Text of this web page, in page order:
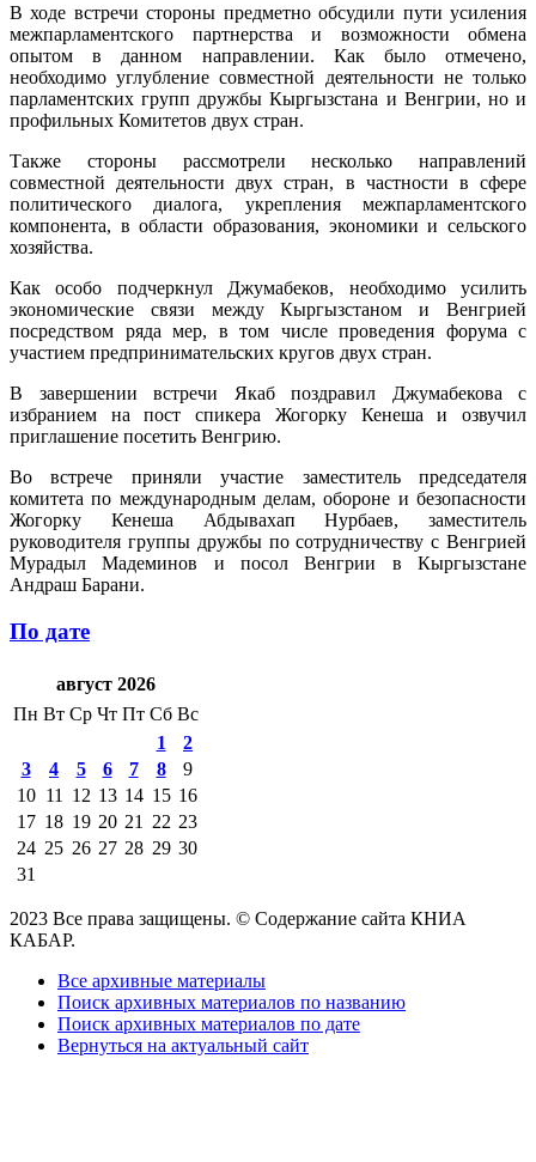
В ходе встречи стороны предметно обсудили пути усиления
межпарламентского партнерства и возможности обмена
опытом в данном направлении. Как было отмечено,
необходимо углубление совместной деятельности не только
парламентских групп дружбы Кыргызстана и Венгрии, но и
профильных Комитетов двух стран.
Также стороны рассмотрели несколько направлений
совместной деятельности двух стран, в частности в сфере
политического диалога, укрепления межпарламентского
компонента, в области образования, экономики и сельского
хозяйства.
Как особо подчеркнул Джумабеков, необходимо усилить
экономические связи между Кыргызстаном и Венгрией
посредством ряда мер, в том числе проведения форума с
участием предпринимательских кругов двух стран.
В завершении встречи Якаб поздравил Джумабекова с
избранием на пост спикера Жогорку Кенеша и озвучил
приглашение посетить Венгрию.
Во встрече приняли участие заместитель председателя
комитета по международным делам, обороне и безопасности
Жогорку Кенеша Абдывахап Нурбаев, заместитель
руководителя группы дружбы по сотрудничеству с Венгрией
Мурадыл Мадеминов и посол Венгрии в Кыргызстане
Андраш Барани.
По дате
август 2026
Пн Вт Ср Чт Пт Сб Вс
1
2
3
4 5 6 7 8
9
10 11 12 13 14 15 16
17 18 19 20 21 22 23
24 25 26 27 28 29 30
31
2023 Все права защищены. © Содержание сайта КНИА
КАБАР.
Все архивные материалы
Поиск архивных материалов по названию
Поиск архивных материалов по дате
Вернуться на актуальный сайт